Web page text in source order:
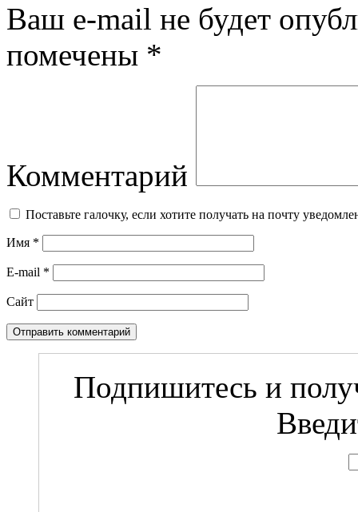
Ваш e-mail не будет
помечены *
Комментарий
Поставьте галочку, если хотите получать на почту
Имя *
E-mail *
Сайт
Подпишитесь и